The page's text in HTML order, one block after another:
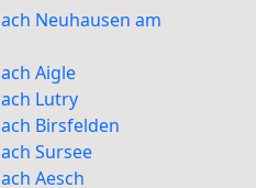
Neuhausen am
Aigle
Lutry
Birsfelden
Sursee
Aesch